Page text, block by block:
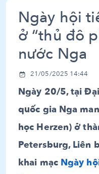
Ngày hội
ở “thủ đô
nước Nga
21/05/2025 14:44
Ngày 20/5, tại
quốc gia Nga
học Herzen) ở
Petersburg, Liên
khai mạc Ngày